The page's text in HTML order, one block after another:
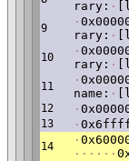
rary: ·
9 ·
rary: ·
10 ·
rary: ·
11 ·
name: ·
12 ·
13 ·
14 ·
· · · · · ·